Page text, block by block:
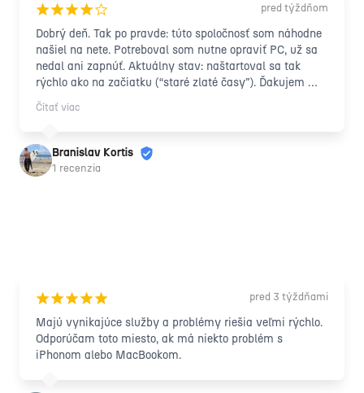
¡¡¡¡¢ pred týždňom
Dobrý deň. Tak po pravde: túto spoločnosť som náhodne
našiel na nete. Potreboval som nutne opraviť PC, už sa
nedal ani zapnúť. Aktuálny stav: naštartoval sa tak
rýchlo ako na začiatku (“staré zlaté časy”). Ďakujem
Vám.
Čítať viac
Branislav Kortis
1 recenzia
¡¡¡¡¡ pred 3 týždňami
Majú vynikajúce služby a problémy riešia veľmi rýchlo.
Odporúčam toto miesto, ak má niekto problém s
iPhonom alebo MacBookom.